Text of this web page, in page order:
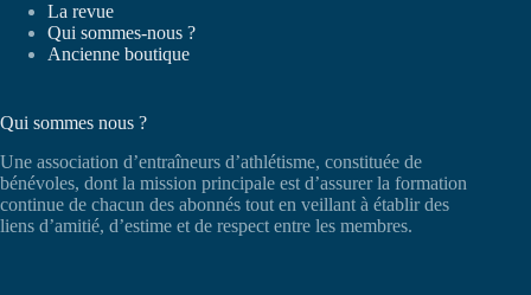
La revue
Qui sommes-nous ?
Ancienne boutique
Qui sommes nous ?
Une association d’entraîneurs d’athlétisme, constituée de
bénévoles, dont la mission principale est d’assurer la formation
continue de chacun des abonnés tout en veillant à établir des
liens d’amitié, d’estime et de respect entre les membres.